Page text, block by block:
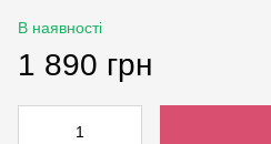
В наявності
1 890 грн